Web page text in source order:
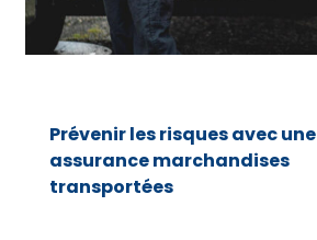
Prévenir les risques avec une
assurance marchandises
transportées